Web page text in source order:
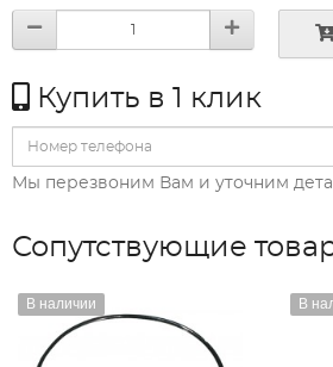
Купить в 1 клик
Мы перезвоним Вам и уточним
Сопутствующие
В наличии В